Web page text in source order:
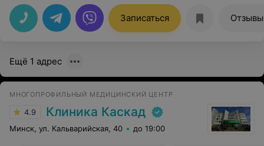
жалею.Прошла неделя,место от родинки отлично
заживает.Сегодня была на приеме у врача флеболога
Ладыгина Павла Анатольевича,на консультации и узи
вен.Врач очень приветливый,шутил и отлично
очень приветливая!Центром осталась очень довольна!
Записаться Отзывы
Ещё 1 адрес
МНОГОПРОФИЛЬНЫЙ МЕДИЦИНСКИЙ ЦЕНТР
4.9 Клиника Каскад
Минск, ул. Кальварийская, 40 до 19:00